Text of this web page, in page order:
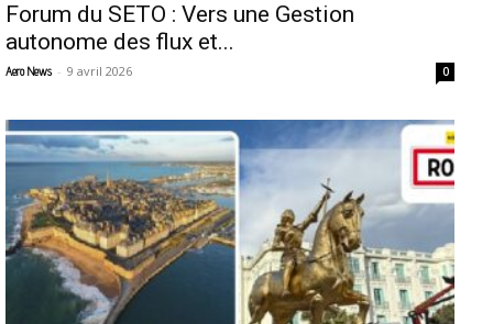
Forum du SETO : Vers une Gestion
autonome des flux et...
Aero News - 9 avril 2026 0